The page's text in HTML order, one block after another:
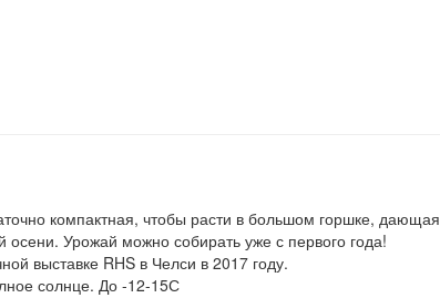
компактная, чтобы расти в большом горшке, дающая
Урожай можно собирать уже с первого года!
выставке RHS в Челси в 2017 году.
солнце. До -12-15С